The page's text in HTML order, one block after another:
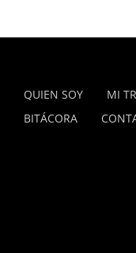
QUIEN SOY MI
BITÁCORA